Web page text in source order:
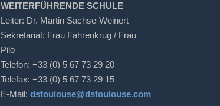
WEITERFÜHRENDE SCHULE
Leiter: Dr. Martin Sachse-Weinert
Sekretariat: Frau Fahrenkrug / Frau
Pilo
Telefon: +33 (0) 5 67 73 29 20
Telefax: +33 (0) 5 67 73 29 15
E-Mail: dstoulouse@dstoulouse.com